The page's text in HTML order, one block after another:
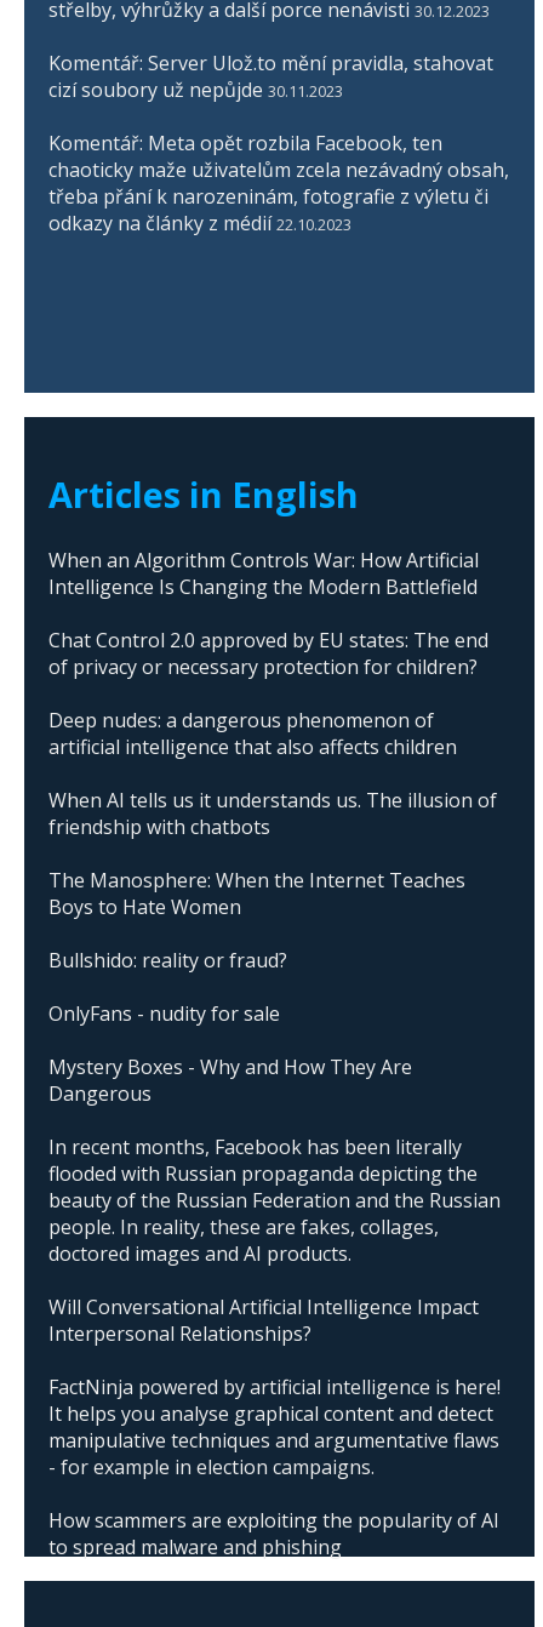
střelby, výhrůžky a další porce nenávisti 30.12.2023
Komentář: Server Ulož.to mění pravidla, stahovat
cizí soubory už nepůjde 30.11.2023
Komentář: Meta opět rozbila Facebook, ten
chaoticky maže uživatelům zcela nezávadný obsah,
třeba přání k narozeninám, fotografie z výletu či
odkazy na články z médií 22.10.2023
Articles in English
When an Algorithm Controls War: How Artificial
Intelligence Is Changing the Modern Battlefield
Chat Control 2.0 approved by EU states: The end
of privacy or necessary protection for children?
Deep nudes: a dangerous phenomenon of
artificial intelligence that also affects children
When AI tells us it understands us. The illusion of
friendship with chatbots
The Manosphere: When the Internet Teaches
Boys to Hate Women
Bullshido: reality or fraud?
OnlyFans - nudity for sale
Mystery Boxes - Why and How They Are
Dangerous
In recent months, Facebook has been literally
flooded with Russian propaganda depicting the
beauty of the Russian Federation and the Russian
people. In reality, these are fakes, collages,
doctored images and AI products.
Will Conversational Artificial Intelligence Impact
Interpersonal Relationships?
FactNinja powered by artificial intelligence is here!
It helps you analyse graphical content and detect
manipulative techniques and argumentative flaws
- for example in election campaigns.
How scammers are exploiting the popularity of AI
to spread malware and phishing